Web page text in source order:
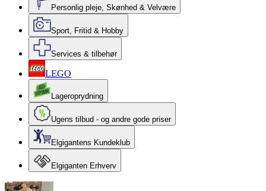
Personlig pleje, Skønhed & Velvære
Sport, Fritid & Hobby
Services & tilbehør
LEGO
Lageroprydning
Ugens tilbud - og andre gode priser
Elgigantens Kundeklub
Elgiganten Erhverv